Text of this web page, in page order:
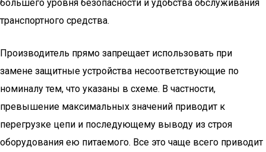
большего уровня безопасности и удобства обслуживания
транспортного средства.
Производитель прямо запрещает использовать при
замене защитные устройства несоответствующие по
номиналу тем, что указаны в схеме. В частности,
превышение максимальных значений приводит к
перегрузке цепи и последующему выводу из строя
оборудования ею питаемого. Все это чаще всего приводит